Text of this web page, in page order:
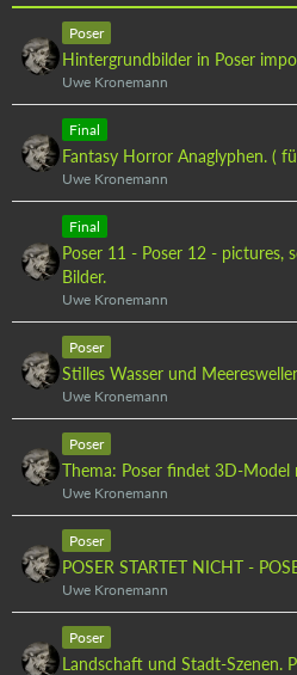
Poser
Hintergrundbilder in Poser
Uwe Kronemann
Final
Fantasy Horror Anaglyphen. (
Uwe Kronemann
Final
Poser 11 - Poser 12 - pictures,
Bilder.
Uwe Kronemann
Poser
Stilles Wasser und
Uwe Kronemann
Poser
Thema: Poser findet 3D-Model
Uwe Kronemann
Poser
POSER STARTET NICHT -
Uwe Kronemann
Poser
Landschaft und Stadt-Szenen.